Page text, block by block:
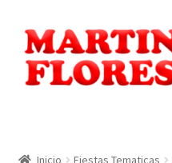
Ir
la
navegación
Ir
al
contenido
Tienda
Inicio Fiestas Tematicas